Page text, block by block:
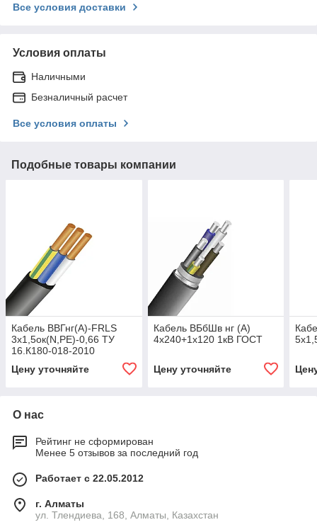
Все условия доставки
Условия оплаты
Наличными
Безналичный расчет
Все условия оплаты
Подобные товары компании
Кабель ВВГнг(А)-FRLS
3х1,5ок(N,PE)-0,66 ТУ
16.К180-018-2010
Цену уточняйте
Кабель ВБбШв нг (А)
4х240+1х120 1кВ ГОСТ
Цену уточняйте
О нас
Рейтинг не сформирован
Менее 5 отзывов за последний год
Работает с 22.05.2012
г. Алматы
ул. Тлендиева, 168, Алматы, Казахстан